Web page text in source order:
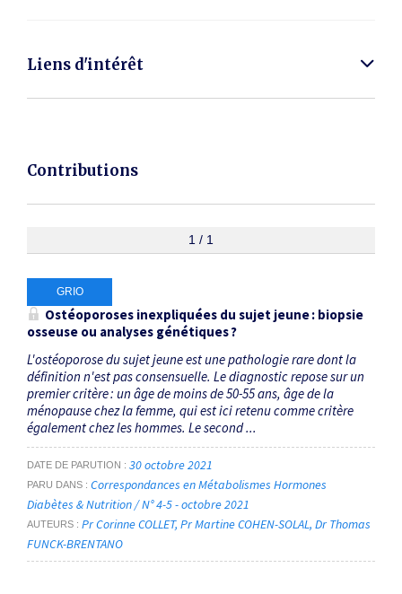
Liens d'intérêt
Contributions
1 / 1
GRIO
Ostéoporoses inexpliquées du sujet jeune : ­biopsie
osseuse ou analyses génétiques ?
L'ostéoporose du sujet jeune est une pathologie rare dont la
définition n'est pas consensuelle. Le ­diagnostic repose sur un
premier critère : un âge de moins de 50-55 ans, âge de la
ménopause chez la femme, qui est ici retenu comme ­critère
également chez les hommes. Le second ...
DATE DE PARUTION 30 octobre 2021
PARU DANS
Correspondances en Métabolismes Hormones
Diabètes & Nutrition / N° 4-5 - octobre 2021
AUTEURS Pr Corinne COLLET Pr Martine COHEN-SOLAL Dr Thomas
FUNCK-BRENTANO